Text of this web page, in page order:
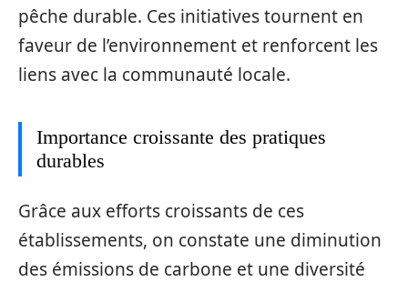
pêche durable. Ces initiatives tournent en
faveur de l’environnement et renforcent les
liens avec la communauté locale.
Importance croissante des pratiques
durables
Grâce aux efforts croissants de ces
établissements, on constate une diminution
des émissions de carbone et une diversité